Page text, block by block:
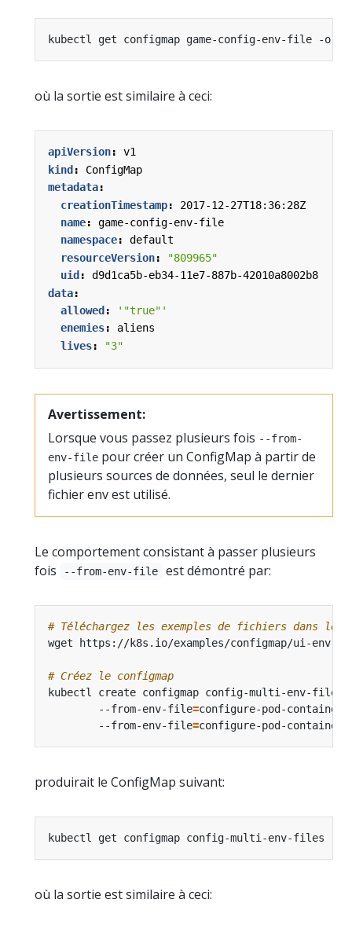
où la sortie est similaire à ceci:
apiVersion:
v1
kind :
ConfigMap
metadata:
creationTimestamp:
2017-12-27T18:36:28Z
name:
game-config-env-file
namespace:
default
resourceVersion:
"809965"
uid :
d9d1ca5b-eb34-11e7-887b-42010a8002b8
data:
allowed :
'"true"'
enemies:
aliens
lives: "3"
Avertissement:
Lorsque vous passez plusieurs fois --from-
env-file pour créer un ConfigMap à partir de
plusieurs sources de données, seul le dernier
fichier env est utilisé.
Le comportement consistant à passer plusieurs
fois
--from-env-file est démontré par:
# Téléchargez les exemples de fichiers dans le
# Créez le configmap
kubectl create configmap config-multi-env-files
        --from-env-file
=configure-pod-
        --from-env-file
=
produirait le ConfigMap suivant:
où la sortie est similaire à ceci: